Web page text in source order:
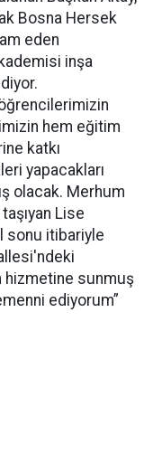
Bosna Hersek
eden
inşa
hem eğitim
katkı
yapacakları
olacak. Merhum
Lise
sonu itibariyle
hizmetine sunmuş
ediyorum”